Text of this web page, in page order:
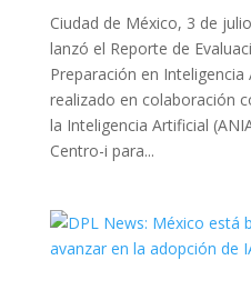
Ciudad de México, 3 de
lanzó el Reporte de
Preparación en
realizado en colaboración
la Inteligencia Artificial
Centro-i para...